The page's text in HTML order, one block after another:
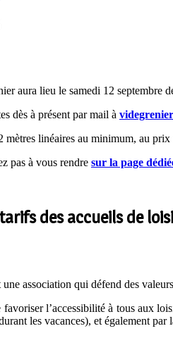
aura lieu le samedi 12 septembre
dès à présent par mail à
mètres linéaires au minimum, au
pas à vous rendre sur la page
des accueils de
association qui défend des
l’accessibilité à tous aux
les vacances), et également par